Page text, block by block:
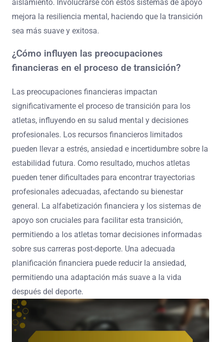
aislamiento. Involucrarse con estos sistemas de apoyo
mejora la resiliencia mental, haciendo que la transición
sea más suave y exitosa.
¿Cómo influyen las preocupaciones
financieras en el proceso de transición?
Las preocupaciones financieras impactan
significativamente el proceso de transición para los
atletas, influyendo en su salud mental y decisiones
profesionales. Los recursos financieros limitados
pueden llevar a estrés, ansiedad e incertidumbre sobre la
estabilidad futura. Como resultado, muchos atletas
pueden tener dificultades para encontrar trayectorias
profesionales adecuadas, afectando su bienestar
general. La alfabetización financiera y los sistemas de
apoyo son cruciales para facilitar esta transición,
permitiendo a los atletas tomar decisiones informadas
sobre sus carreras post-deporte. Una adecuada
planificación financiera puede reducir la ansiedad,
permitiendo una adaptación más suave a la vida
después del deporte.